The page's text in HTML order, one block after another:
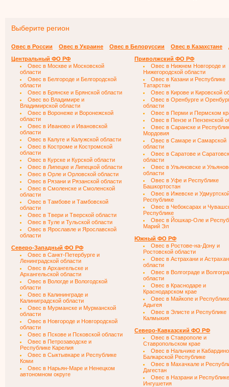
Выберите регион
Овес в России Овес в Украине Овес в Белоруссии Овес в Казахстане
Центральный ФО РФ
Овес в Москве и Московской
области
Овес в Белгороде и Белгородской
области
Овес в Брянске и Брянской области
Овес во Владимире и
Владимирской области
Овес в Воронеже и Воронежской
области
Овес в Иваново и Ивановской
области
Овес в Калуге и Калужской области
Овес в Костроме и Костромской
области
Овес в Курске и Курской области
Овес в Липецке и Липецкой области
Овес в Орле и Орловской области
Овес в Рязани и Рязанской области
Овес в Смоленске и Смоленской
области
Овес в Тамбове и Тамбовской
области
Овес в Твери и Тверской области
Овес в Туле и Тульской области
Овес в Ярославле и Ярославской
области
Северо-Западный ФО РФ
Овес в Санкт-Петербурге и
Ленинградской области
Овес в Архангельске и
Архангельской области
Овес в Вологде и Вологодской
области
Овес в Калининграде и
Калиниградской области
Овес в Мурманске и Мурманской
области
Овес в Новгороде и Новгородской
области
Овес в Пскове и Псковской области
Овес в Петрозаводске и
Республике Карелия
Овес в Сыктывкаре и Республике
Коми
Овес в Нарьян-Маре и Ненецком
автономном округе
Приволжский ФО РФ
Овес в Нижнем Новгороде и
Нижегородской области
Овес в Казани и Республике
Татарстан
Овес в Кирове и Кировской
Овес в Оренбурге и
области
Овес в Перми и Пермском
Овес в Пензе и Пензенской
Овес в Саранске и
Мордовия
Овес в Самаре и Самарской
области
Овес в Саратове и
области
Овес в Ульяновске и
области
Овес в Уфе и Республике
Башкортостан
Овес в Ижевске и
Республике
Овес в Чебоксарах и
Республике
Овес в Йошкар-Оле и
Марий Эл
Южный ФО РФ
Овес в Ростове-на-Дону и
Ростовской области
Овес в Астрахани и
области
Овес в Волгограде и
области
Овес в Краснодаре и
Краснодарском крае
Овес в Майкопе и
Адыгея
Овес в Элисте и Республике
Калмыкия
Северо-Кавказский ФО РФ
Овес в Ставрополе и
Ставропольском крае
Овес в Нальчике и
Балкарской Республике
Овес в Махачкале и
Дагестан
Овес в Назрани и Республике
Ингушетия